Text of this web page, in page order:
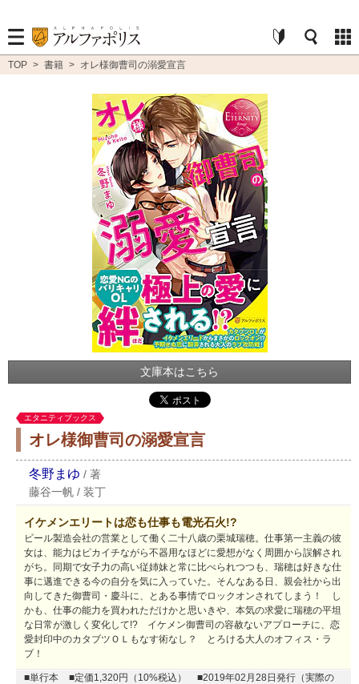
TOP > 書籍 > オレ様御曹司の溺愛宣言
文庫本はこちら
エタニティブックス
オレ様御曹司の溺愛宣言
冬野まゆ / 著
藤谷一帆 / 装丁
イケメンエリートは恋も仕事も電光石火!?
ビール製造会社の営業として働く二十八歳の栗城瑞穂。仕事第一主義の彼
女は、能力はピカイチながら不器用なほどに愛想がなく周囲から誤解され
がち。同期で女子力の高い従姉妹と常に比べられつつも、瑞穂は好きな仕
事に邁進できる今の自分を気に入っていた。そんなある日、親会社から出
向してきた御曹司・慶斗に、とある事情でロックオンされてしまう！ し
かも、仕事の能力を買われただけかと思いきや、本気の求愛に瑞穂の平坦
な日常が激しく変化して!? イケメン御曹司の容赦ないアプローチに、恋
愛封印中のカタブツＯＬもなす術なし？ とろける大人のオフィス・ラ
ブ！
■単行本 ■定価1,320円（10%税込）
■2019年02月28日発行（実際の